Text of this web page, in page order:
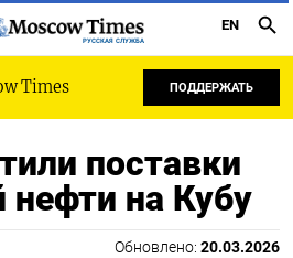
РУССКАЯ СЛУЖБА
EN
Times ПОДДЕРЖАТЬ
поставки
нефти на Кубу
Обновлено: 20.03.2026